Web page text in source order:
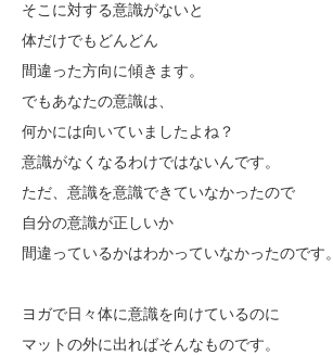
そこに対する意識がないと
体だけでもどんどん
間違った方向に傾きます。
でもあなたの意識は、
何かには向いていましたよね？
意識がなくなるわけではないんです。
ただ、意識を意識できていなかったので
自分の意識が正しいか
間違っているかはわかっていなかったのです。
ヨガで日々体に意識を向けているのに
マットの外に出ればそんなものです。